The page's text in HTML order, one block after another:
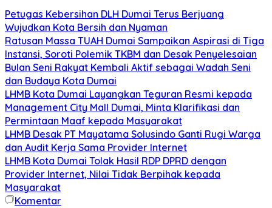
Petugas Kebersihan DLH Dumai Terus Berjuang
Wujudkan Kota Bersih dan Nyaman
Ratusan Massa TUAH Dumai Sampaikan Aspirasi di Tiga
Instansi, Soroti Polemik TKBM dan Desak Penyelesaian
Bulan Seni Rakyat Kembali Aktif sebagai Wadah Seni
dan Budaya Kota Dumai
LHMB Kota Dumai Layangkan Teguran Resmi kepada
Management City Mall Dumai, Minta Klarifikasi dan
Permintaan Maaf kepada Masyarakat
LHMB Desak PT Mayatama Solusindo Ganti Rugi Warga
dan Audit Kerja Sama Provider Internet
LHMB Kota Dumai Tolak Hasil RDP DPRD dengan
Provider Internet, Nilai Tidak Berpihak kepada
Masyarakat
Komentar